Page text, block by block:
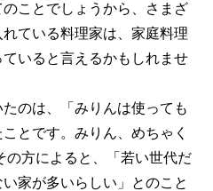
ことでしょうから、さまざ
ている料理家は、家庭料理
いると言えるかもしれませ
のは、「みりんは使っても
とです。みりん、めちゃく
の方によると、「若い世代だ
家が多いらしい」とのこと